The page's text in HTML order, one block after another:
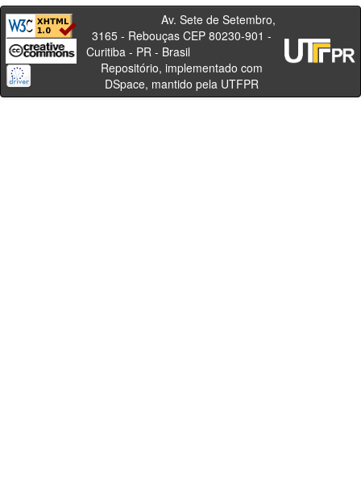
Av. Sete de Setembro,
3165 - Rebouças CEP 80230-901 -
Curitiba - PR - Brasil
Repositório, implementado com
DSpace, mantido pela UTFPR